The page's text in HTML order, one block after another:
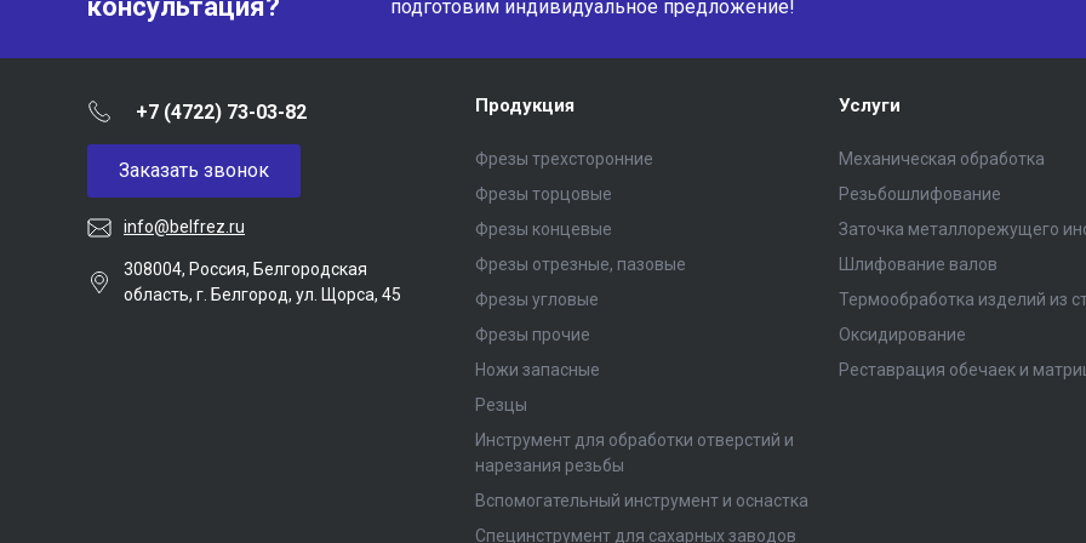
консультация?
подготовим индивидуальное предложение!
+7 (4722) 73-03-82
Заказать звонок
info@belfrez.ru
308004, Россия, Белгородская
область, г. Белгород, ул. Щорса, 45
Продукция
Фрезы трехсторонние
Фрезы торцовые
Фрезы концевые
Фрезы отрезные, пазовые
Фрезы угловые
Фрезы прочие
Ножи запасные
Резцы
Инструмент для обработки отверстий и
нарезания резьбы
Вспомогательный инструмент и оснастка
Специнструмент для сахарных заводов
Услуги
Механическая обработка
Резьбошлифование
Заточка металлорежущего
Шлифование валов
Термообработка изделий из
Оксидирование
Реставрация обечаек и